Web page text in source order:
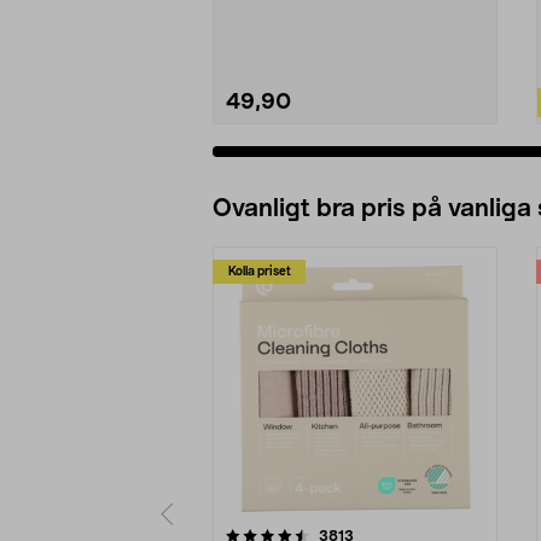
49,90
Ovanligt bra pris på vanliga
Kolla priset
3813
4.0av 5 stjärnor